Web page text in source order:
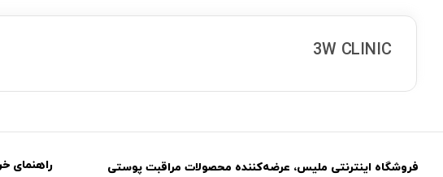
3W CLINIC
فروشگاه اینترنتی ملیس، عرضه‌کننده محصولات مراقبت پوستی
راهنمای